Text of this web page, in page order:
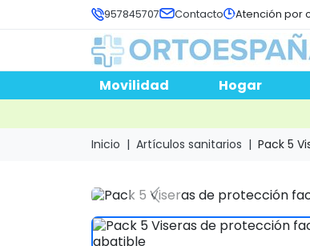
957845707 Contacto Atención por
Movilidad
Hogar
Inicio
Artículos sanitarios Pack 5